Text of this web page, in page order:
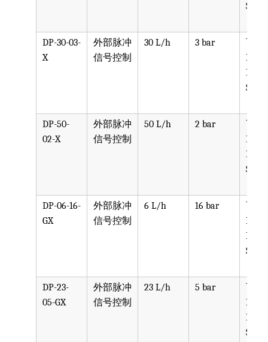
SST,
DP-30-03-
X
外部脉冲
信号控制
30 L/h 3 bar
可选
PPV,
PVDF,
SST,
DP-50-
02-X
外部脉冲
信号控制
50 L/h 2 bar
可选
PPV,
PVDF,
SST,
DP-06-16-
GX
外部脉冲
信号控制
6 L/h 16 bar
可选
PPV,
PVDF,
SST,
DP-23-
05-GX
外部脉冲
信号控制
23 L/h 5 bar
可选
PPV,
PVDF,
SST,